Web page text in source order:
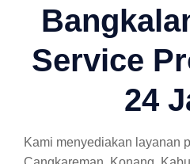
Service
24
Kami menyediakan layanan